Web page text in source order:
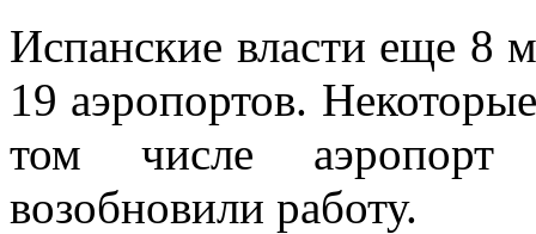
Испанские власти еще 8
19 аэропортов.
том числе аэропорт
возобновили работу.